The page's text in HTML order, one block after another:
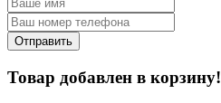
Товар добавлен в корзину!